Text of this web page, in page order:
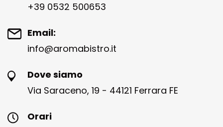
+39 0532 500653
Email:
info@aromabistro.it
Dove siamo
Via Saraceno, 19 - 44121 Ferrara FE
Orari